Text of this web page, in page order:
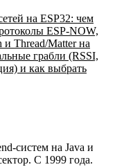
на ESP32: чем
ESP-NOW,
Thread/Matter на
грабли (RSSI,
и как выбрать
систем на Java и
С 1999 года.